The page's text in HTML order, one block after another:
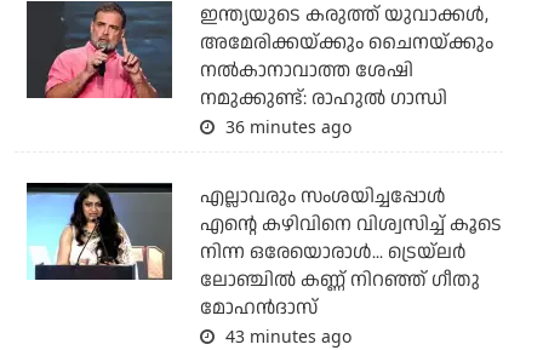
ഇന്ത്യയുടെ കരുത്ത് യുവാക്കള്‍,
അമേരിക്കയ്ക്കും ചൈനയ്ക്കും
നല്‍കാനാവാത്ത ശേഷി
നമുക്കുണ്ട്: രാഹുല്‍ ഗാന്ധി
36 minutes ago
എല്ലാവരും സംശയിച്ചപ്പോള്‍
എന്റെ കഴിവിനെ വിശ്വസിച്ച് കൂടെ
നിന്ന ഒരേയൊരാള്‍... ട്രെയ്‌ലര്‍
ലോഞ്ചില്‍ കണ്ണ് നിറഞ്ഞ് ഗീതു
മോഹന്‍ദാസ്
43 minutes ago